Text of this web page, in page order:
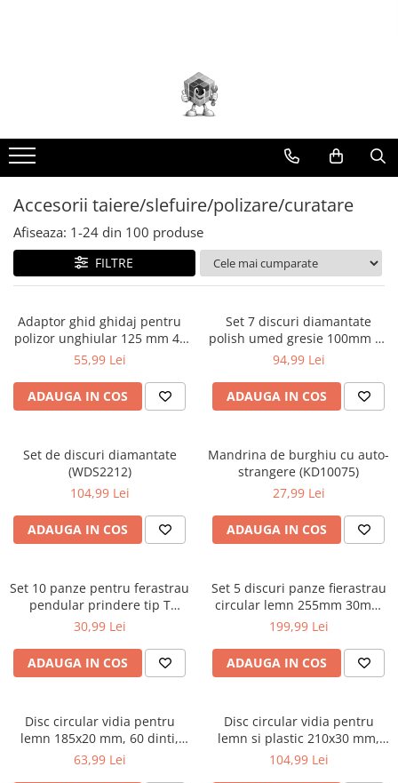
taiere/slefuire/polizare/curatare
Amestecatoare
Aparat carotat
Aparat de banc
Aparat masina cusut
Aparat spalat cu presiune
Aparate de ascutit
Aparate de masurat
Aparate de slefuit
Aparate de tuns
Aparate pe acumulator / baterie
Baterii incarcatoare
Cantar electronic
Ciocane rotopercutoare
Fierastraie
Generatoare de ozon
Accesorii taiere/slefuire/polizare/curatare
Afiseaza: 1-24 din 100 produse
FILTRE
Adaptor ghid ghidaj pentru
polizor unghiular 125 mm 4"
(KD10789)
55,99 Lei
ADAUGA IN COS
Set 7 discuri diamantate
polish umed gresie 100mm cu
suport M14 PM1108 (PM-DPP-
94,99 Lei
ADAUGA IN COS
Set de discuri diamantate
(WDS2212)
104,99 Lei
ADAUGA IN COS
Mandrina de burghiu cu auto-
strangere (KD10075)
27,99 Lei
ADAUGA IN COS
Set 10 panze pentru ferastrau
pendular prindere tip T
PM1372 (PM-ZBDW-10T)
30,99 Lei
ADAUGA IN COS
Set 5 discuri panze fierastrau
circular lemn 255mm 30mm
(RTZTWD0082)
199,99 Lei
ADAUGA IN COS
Disc circular vidia pentru
lemn 185x20 mm, 60 dinti,
taiere de precizie si finisaj,
63,99 Lei
Disc circular vidia pentru
lemn si plastic 210x30 mm,
100 dinti, taiere ultra-precisa,
104,99 Lei